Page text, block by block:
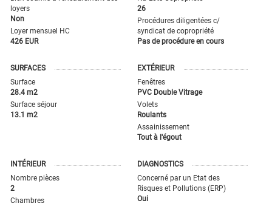
loyers
Non
Loyer mensuel HC
426 EUR
26
Procédures diligentées c/
syndicat de copropriété
Pas de procédure en cours
SURFACES
Surface
28.4 m2
Surface séjour
13.1 m2
EXTÉRIEUR
Fenêtres
PVC Double Vitrage
Volets
Roulants
Assainissement
Tout à l'égout
INTÉRIEUR
Nombre pièces
2
Chambres
DIAGNOSTICS
Concerné par un Etat des
Risques et Pollutions (ERP)
Oui